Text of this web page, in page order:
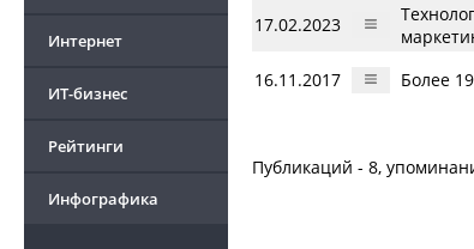
Интернет
ИТ-бизнес
Рейтинги
Инфографика
17.02.2023
16.11.2017 Более
Публикаций - 8,